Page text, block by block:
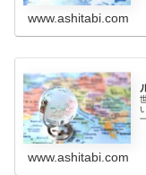
www.ashitabi.com
www.ashitabi.com